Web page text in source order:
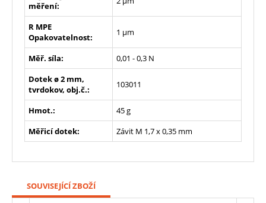
měření:
R MPE
Opakovatelnost:
1 µm
Měř. síla:
0,01 - 0,3 N
Dotek ø 2 mm,
tvrdokov, obj.č.:
103011
Hmot.:
45 g
Měřicí dotek:
Závit M 1,7 x 0,35 mm
SOUVISEJÍCÍ ZBOŽÍ